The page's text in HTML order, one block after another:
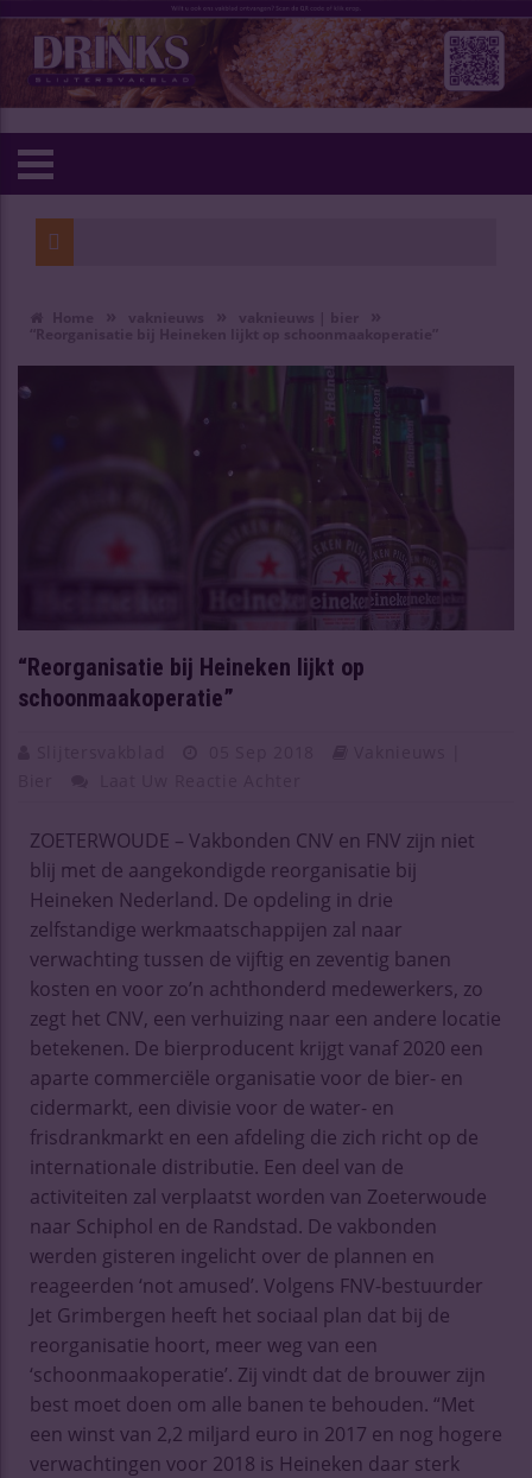
“Reorganisatie bij Heineken lijkt op
schoonmaakoperatie”
ZOETERWOUDE – Vakbonden CNV en FNV zijn niet
blij met de aangekondigde reorganisatie bij
Heineken Nederland. De opdeling in drie
zelfstandige werkmaatschappijen zal naar
verwachting tussen de vijftig en zeventig banen
kosten en voor zo’n achthonderd medewerkers, zo
zegt het CNV, een verhuizing naar een andere locatie
betekenen. De bierproducent krijgt vanaf 2020 een
aparte commerciële organisatie voor de bier- en
cidermarkt, een divisie voor de water- en
frisdrankmarkt en een afdeling die zich richt op de
internationale distributie. Een deel van de
activiteiten zal verplaatst worden van Zoeterwoude
naar Schiphol en de Randstad. De vakbonden
werden gisteren ingelicht over de plannen en
reageerden ‘not amused’. Volgens FNV-bestuurder
Jet Grimbergen heeft het sociaal plan dat bij de
reorganisatie hoort, meer weg van een
‘schoonmaakoperatie’. Zij vindt dat de brouwer zijn
best moet doen om alle banen te behouden. “Met
een winst van 2,2 miljard euro in 2017 en nog hogere
verwachtingen voor 2018 is Heineken daar sterk